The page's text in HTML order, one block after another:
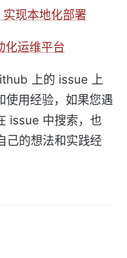
现本地化部署
化运维平台
上的 issue 上
使用经验，如果您遇
issue 中搜索，也
己的想法和实践经